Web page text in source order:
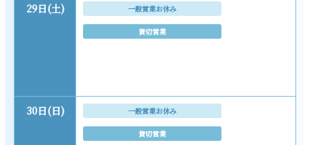
29日(土) 一般営業お休み
貸切営業
30日(日) 一般営業お休み
貸切営業